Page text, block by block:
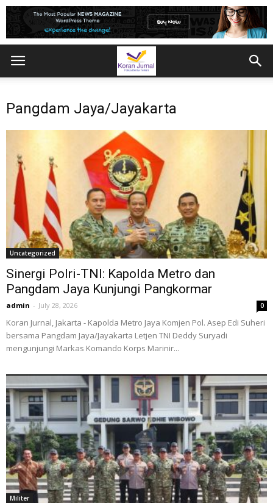
Pangdam Jaya/Jayakarta
Uncategorized
Sinergi Polri-TNI: Kapolda Metro dan
Pangdam Jaya Kunjungi Pangkormar
admin - July 28, 2026 0
Koran Jurnal, Jakarta - Kapolda Metro Jaya Komjen Pol. Asep Edi Suheri
bersama Pangdam Jaya/Jayakarta Letjen TNI Deddy Suryadi
mengunjungi Markas Komando Korps Marinir...
Militer